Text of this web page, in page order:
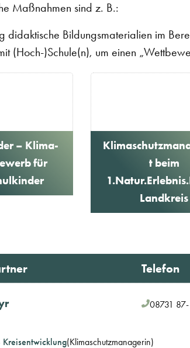
Maßnahmen sind z. B.:
didaktische Bildungsmaterialien im
(Hoch-)Schule(n), um einen
– Klima-
für
t beim
Landkreis
Telefon
08731
(Klimaschutzmanagerin)